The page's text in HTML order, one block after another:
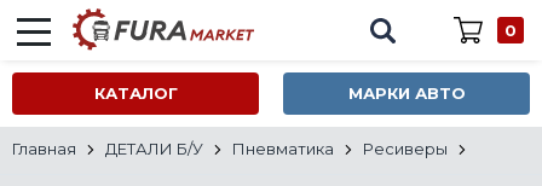
0
КАТАЛОГ МАРКИ АВТО
Главная ДЕТАЛИ Б/У Пневматика Ресиверы